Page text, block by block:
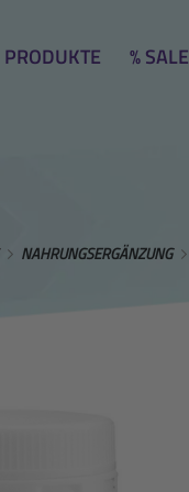
PRODUKTE % SALE
NAHRUNGSERGÄNZUNG